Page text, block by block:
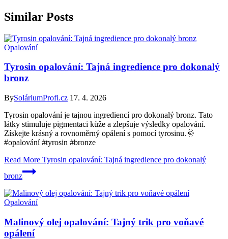
Similar Posts
Opalování
Tyrosin opalování: Tajná ingredience pro dokonalý
bronz
BySoláriumProfi.cz 17. 4. 2026
Tyrosin opalování je tajnou ingrediencí pro dokonalý bronz. Tato
látky stimuluje pigmentaci kůže a zlepšuje výsledky opalování.
Získejte krásný a rovnoměrný opálení s pomocí tyrosinu.🌞
#opalování #tyrosin #bronze
Read More Tyrosin opalování: Tajná ingredience pro dokonalý
bronz
Opalování
Malinový olej opalování: Tajný trik pro voňavé
opálení